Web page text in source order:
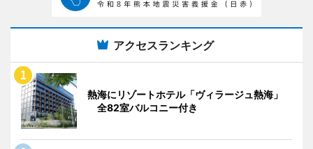
アクセスランキング
熱海にリゾートホテル「ヴィラージュ熱海」
全82室バルコニー付き